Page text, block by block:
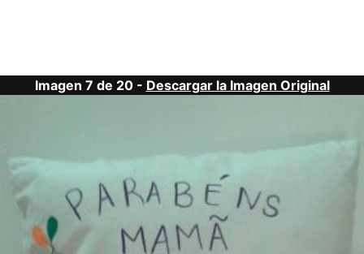
Imagen 7 de 20 - Descargar la Imagen Original